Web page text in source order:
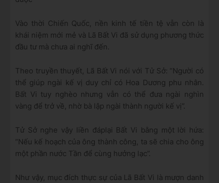
Vào thời Chiến Quốc, nền kinh tế tiền tệ vẫn còn là
khái niệm mới mẻ và Lã Bất Vi đã sử dụng phương thức
đầu tư mà chưa ai nghĩ đến.
Theo truyền thuyết, Lã Bất Vi nói với Tử Sở: “Người có
thể giúp ngài kế vị duy chỉ có Hoa Dương phu nhân.
Bất Vi tuy nghèo nhưng vẫn có thể đưa ngài nghìn
vàng để trở về, nhờ bà lập ngài thành người kế vị”.
Tử Sở nghe vậy liền đáplại Bất Vi bằng một lời hứa:
“Nếu kế hoạch của ông thành công, ta sẽ chia cho ông
một phần nước Tần để cùng hưởng lạc”.
Như vậy, mục đích thực sự của Lã Bất Vi là mượn danh